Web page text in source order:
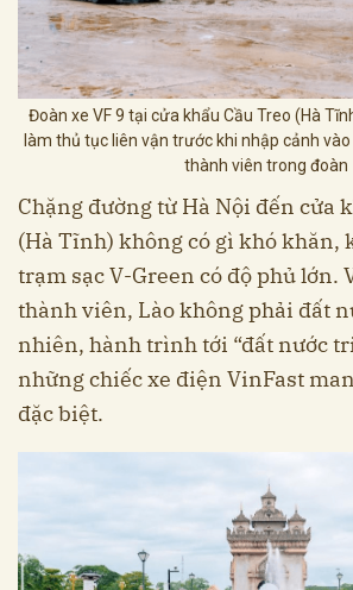
Đoàn xe VF 9 tại cửa khẩu Cầu Treo (Hà
làm thủ tục liên vận trước khi nhập cảnh
thành viên trong đoàn
Chặng đường từ Hà Nội đến cửa
(Hà Tĩnh) không có gì khó khăn,
trạm sạc V-Green có độ phủ lớn.
thành viên, Lào không phải đất
nhiên, hành trình tới “đất nước
những chiếc xe điện VinFast
đặc biệt.